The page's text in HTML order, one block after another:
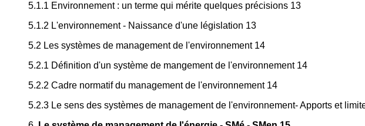
5.1.1 Environnement : un terme qui mérite quelques précisions 13
5.1.2 L'environnement - Naissance d'une législation 13
5.2 Les systèmes de management de l'environnement 14
5.2.1 Définition d'un système de mangement de l'environnement 14
5.2.2 Cadre normatif du management de l'environnement 14
5.2.3 Le sens des systèmes de management de l'environnement- Apports et